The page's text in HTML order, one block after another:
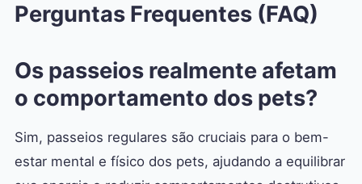
Perguntas Frequentes (FAQ)
Os passeios realmente afetam
o comportamento dos pets?
Sim, passeios regulares são cruciais para o bem-
estar mental e físico dos pets, ajudando a equilibrar